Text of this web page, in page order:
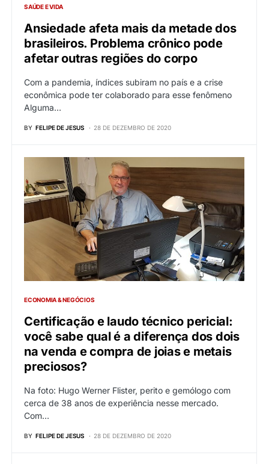
SAÚDE E VIDA
Ansiedade afeta mais da metade dos
brasileiros. Problema crônico pode
afetar outras regiões do corpo
Com a pandemia, índices subiram no país e a crise
econômica pode ter colaborado para esse fenômeno
Alguma…
BY FELIPE DE JESUS 28 DE DEZEMBRO DE 2020
ECONOMIA & NEGÓCIOS
Certificação e laudo técnico pericial:
você sabe qual é a diferença dos dois
na venda e compra de joias e metais
preciosos?
Na foto: Hugo Werner Flister, perito e gemólogo com
cerca de 38 anos de experiência nesse mercado.
Com…
BY FELIPE DE JESUS 28 DE DEZEMBRO DE 2020